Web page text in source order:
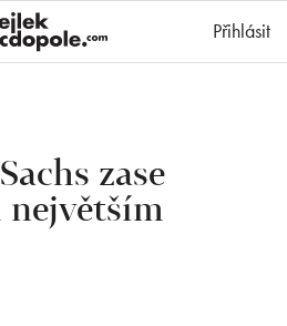
Přihlásit
zase
největším